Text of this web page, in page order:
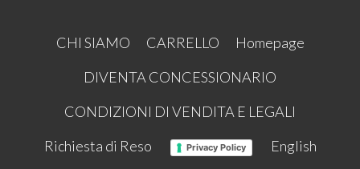
CHI SIAMO CARRELLO
Homepage
DIVENTA CONCESSIONARIO
CONDIZIONI DI VENDITA E LEGALI
Richiesta di Reso
Privacy Policy
English